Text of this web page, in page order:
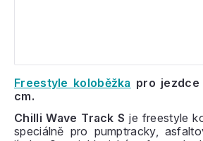
Freestyle koloběžka pro
cm.
Chilli Wave Track S je freestyle
speciálně pro pumptracky,